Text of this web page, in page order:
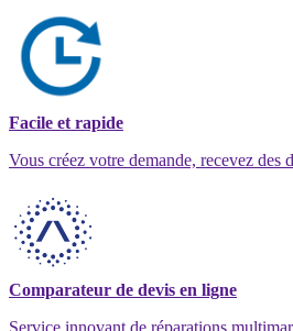
Facile et rapide
Vous créez votre demande, recevez des
Comparateur de devis en ligne
Service innovant de réparations